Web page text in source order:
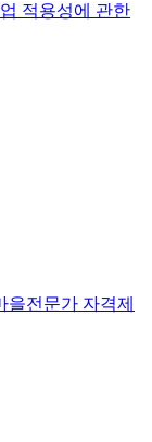
적용성에 관한
전문가 자격제